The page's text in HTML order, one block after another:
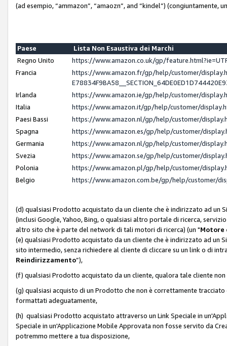
(ad esempio, “ammazon”, “amaozn”, and “kindel”) (congiuntamente,
Paese
Lista Non Esaustiva dei Marchi
Regno Unito
https://www.amazon.co.uk/gp/
Francia
https://www.amazon.fr/gp/help/customer/
Irlanda
https://www.amazon.ie/gp/help/customer/
Italia
https://www.amazon.it/gp/help/customer/
Paesi Bassi
https://www.amazon.nl/gp/help/customer/
Spagna
https://www.amazon.es/gp/help/customer/
Germania
https://www.amazon.nl/gp/help/customer/
Svezia
https://www.amazon.se/gp/help/customer/
Polonia
https://www.amazon.pl/gp/help/customer/
Belgio
https://www.amazon.com.be/gp/help/customer/
(d) qualsiasi Prodotto acquistato da un cliente che è indirizzato ad un
(inclusi Google, Yahoo, Bing, o qualsiasi altro portale di ricerca,
altro sito che è parte del network di tali motori di ricerca) (un "Motore
(e) qualsiasi Prodotto acquistato da un cliente che è indirizzato ad un
sito intermedio, senza richiedere al cliente di cliccare su un link o di
Reindirizzamento”),
(f) qualsiasi Prodotto acquistato da un cliente, qualora tale cliente
(g) qualsiasi acquisto di un Prodotto che non è correttamente
formattati adeguatamente,
(h) qualsiasi Prodotto acquistato attraverso un Link Speciale in
Speciale in un'Applicazione Mobile Approvata non fosse servito da
potremmo mettere a tua disposizione,